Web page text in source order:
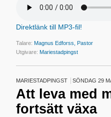
Direktlänk till MP3-fil!
Talare:Magnus Edforss, Pastor
Utgivare:Mariestadpingst
MARIESTADPINGST SÖNDAG 29
Att leva med
fortsätt växa